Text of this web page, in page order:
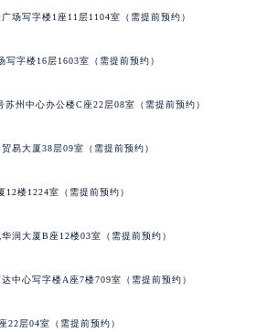
场写字楼1座11层1104室（需提前预约）
字楼16层1603室（需提前预约）
州中心办公楼C座22层08室（需提前预约）
易大厦38层09室（需提前预约）
楼1224室（需提前预约）
润大厦B座12楼03室（需提前预约）
中心写字楼A座7楼709室（需提前预约）
22层04室（需提前预约）